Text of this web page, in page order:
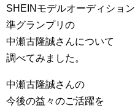
SHEINモデルオーディション
準グランプリの
中瀬古隆誠さんについて
調べてみました。
中瀬古隆誠さんの
今後の益々のご活躍を